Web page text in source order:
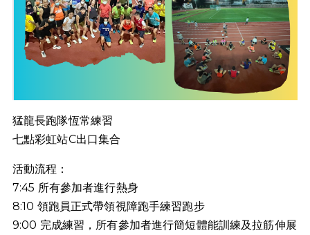
猛龍長跑隊恆常練習
七點彩虹站C出口集合
活動流程：
7:45 所有參加者進行熱身
8:10 領跑員正式帶領視障跑手練習跑步
9:00 完成練習，所有參加者進行簡短體能訓練及拉筋伸展